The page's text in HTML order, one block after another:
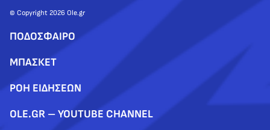
© Copyright 2026 Ole.gr
ΠΟΔΟΣΦΑΙΡΟ
ΜΠΑΣΚΕΤ
ΡΟΗ ΕΙΔΗΣΕΩΝ
OLE.GR – YOUTUBE CHANNEL